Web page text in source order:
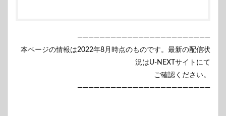
————————————————————————
本ページの情報は2022年8月時点のものです。最新の配信状
況はU-NEXTサイトにて
ご確認ください。
————————————————————————